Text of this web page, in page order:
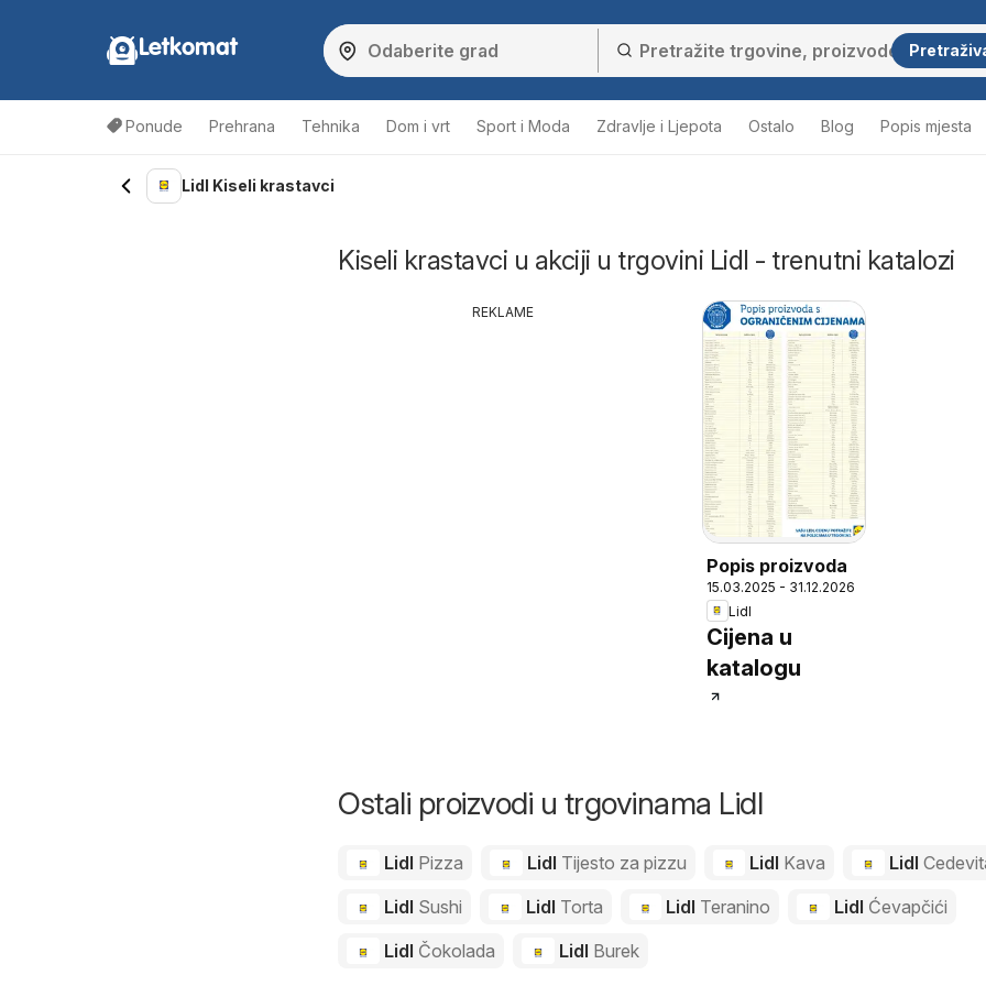
Letkomat
Ponude Prehrana Tehnika Dom i vrt Sport i Moda Zdravlje i Ljepota Ostalo Blog Popis mjesta
Lidl Kiseli krastavci
Kiseli krastavci u akciji u trgovini Lidl - trenutni katalozi
REKLAME
Popis proizvoda
15.03.2025 - 31.12.2026
Lidl
Cijena u
katalogu
Ostali proizvodi u trgovinama Lidl
Lidl Pizza Lidl Tijesto za pizzu Lidl Kava Lidl
Lidl Sushi Lidl Torta Lidl Teranino Lidl Ćevapčići
Lidl Čokolada Lidl Burek